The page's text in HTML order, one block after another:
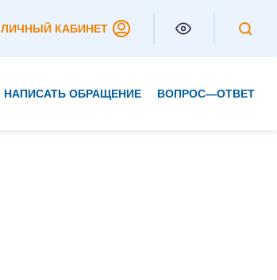
ЛИЧНЫЙ КАБИНЕТ
НАПИСАТЬ ОБРАЩЕНИЕ ВОПРОС—ОТВЕТ